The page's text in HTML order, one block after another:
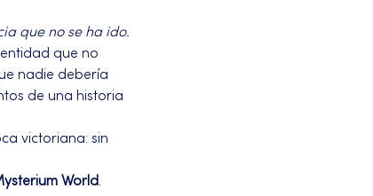
que no se ha ido.
que no
nadie debería
de una historia
victoriana: sin
World.